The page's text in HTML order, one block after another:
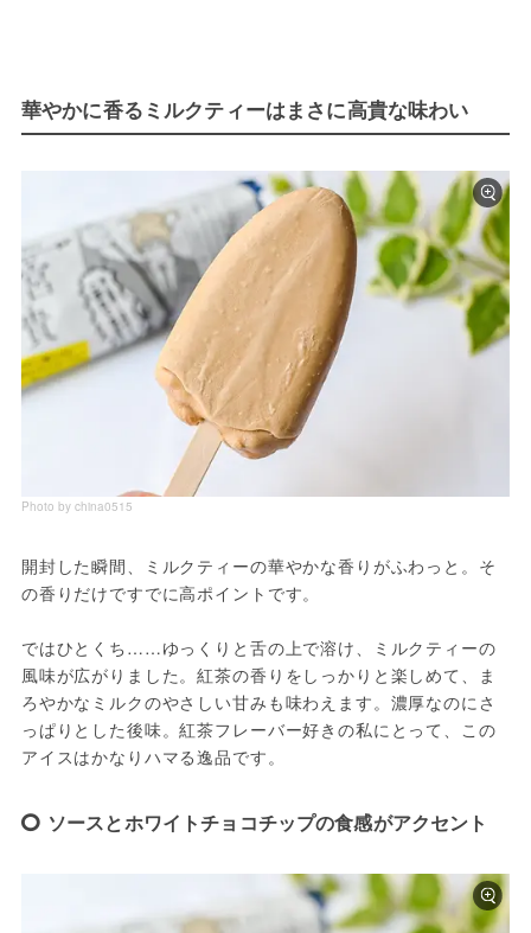
華やかに香るミルクティーはまさに高貴な味わい
Photo by china0515
開封した瞬間、ミルクティーの華やかな香りがふわっと。そ
の香りだけですでに高ポイントです。
ではひとくち……ゆっくりと舌の上で溶け、ミルクティーの
風味が広がりました。紅茶の香りをしっかりと楽しめて、ま
ろやかなミルクのやさしい甘みも味わえます。濃厚なのにさ
っぱりとした後味。紅茶フレーバー好きの私にとって、この
アイスはかなりハマる逸品です。
ソースとホワイトチョコチップの食感がアクセント